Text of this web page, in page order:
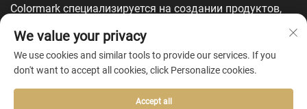
Colormark специализируется на создании продуктов,
брендов, и предлагает комплексные услуги по
индивидуальной настройке.
We value your privacy
We use cookies and similar tools to provide our services. If you
don't want to accept all cookies, click Personalize cookies.
Accept all